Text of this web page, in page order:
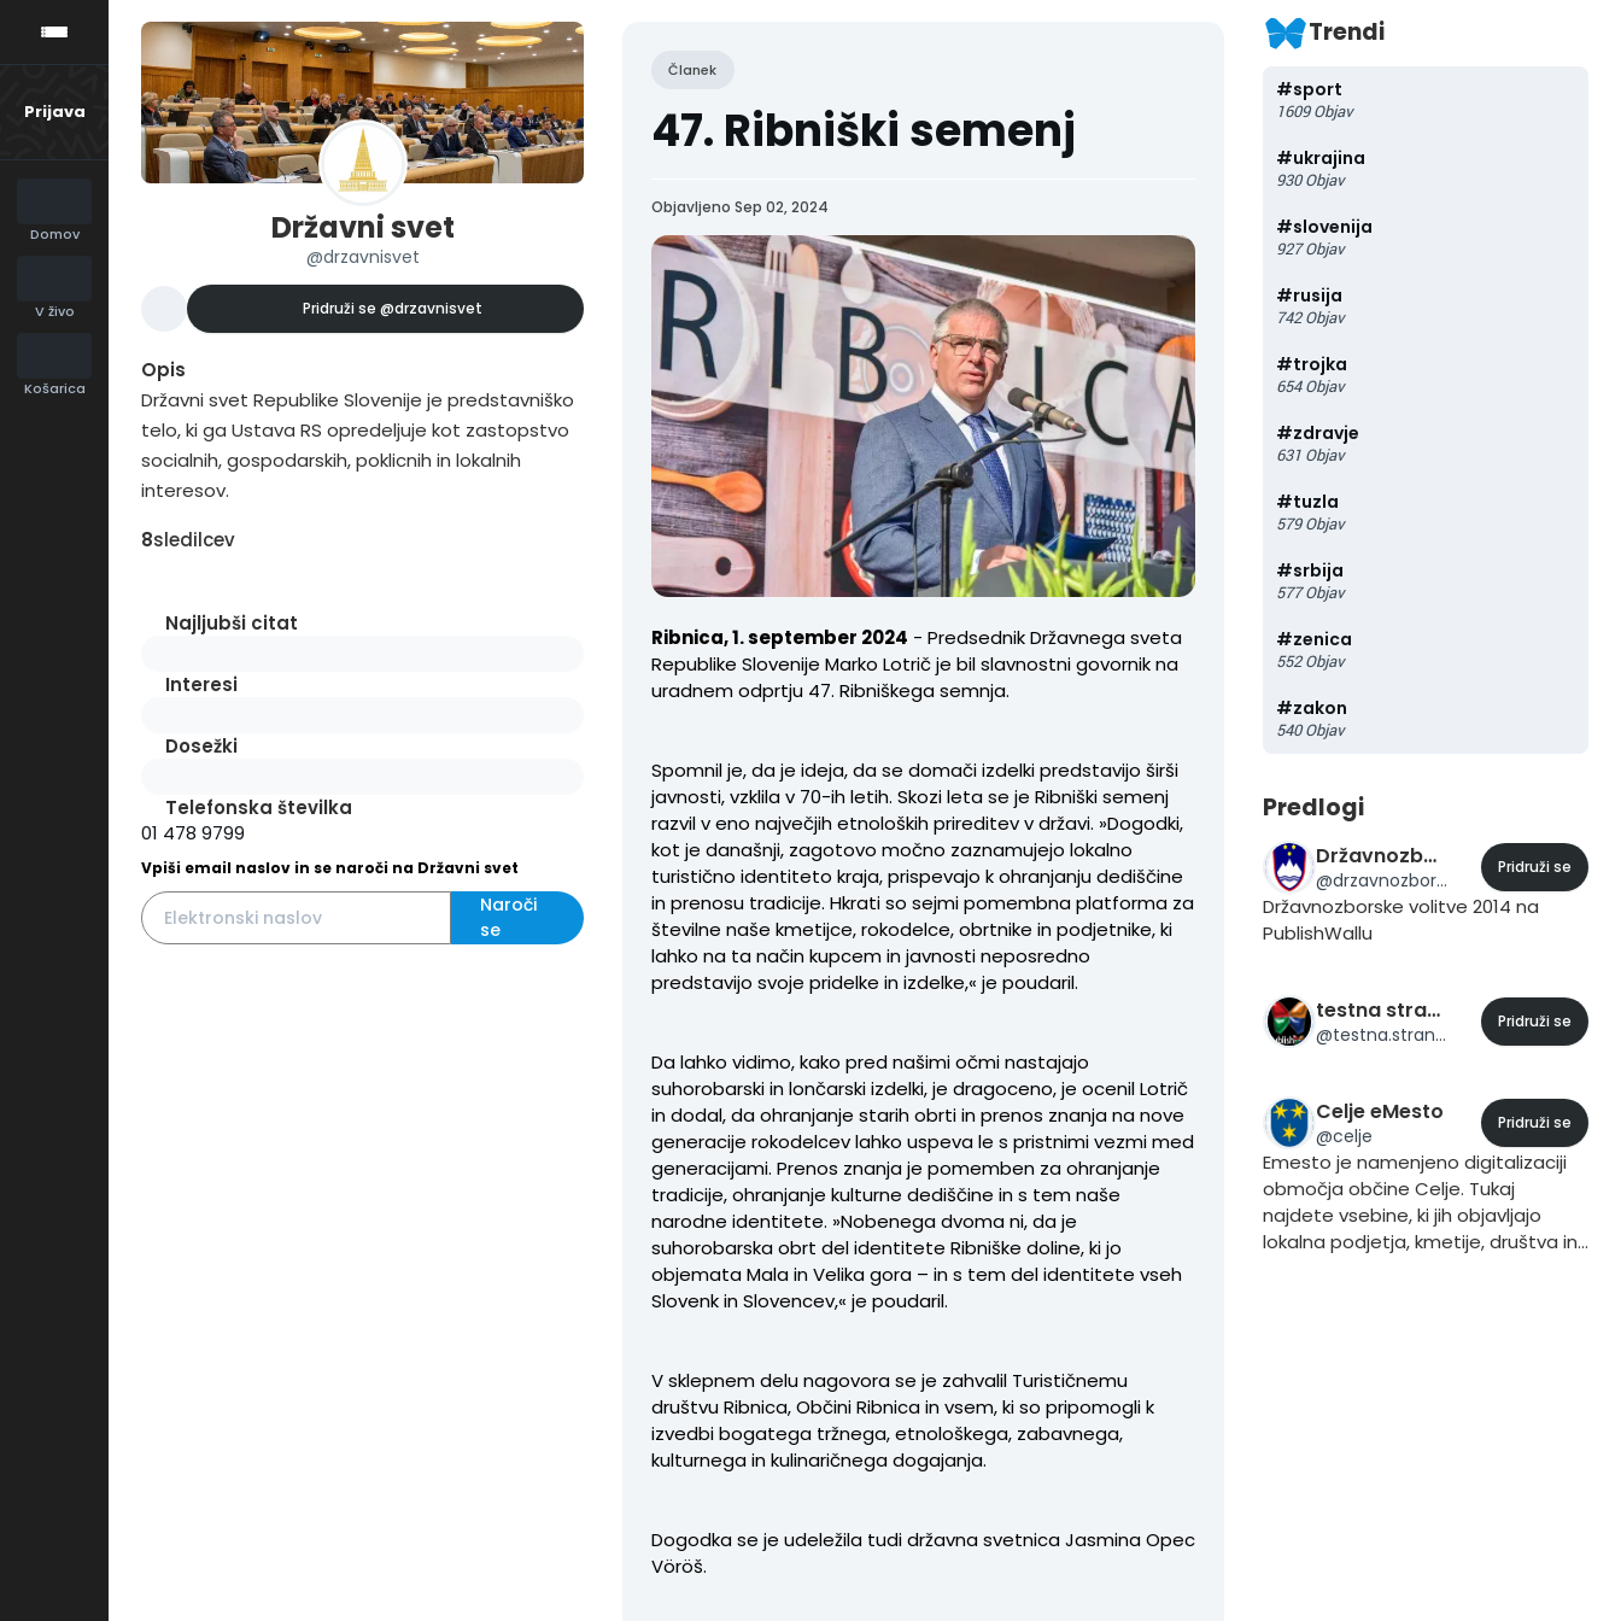
Prijava
Domov
V živo
Košarica
Državni svet
@drzavnisvet
Pridruži se @drzavnisvet
Opis
Državni svet Republike Slovenije je predstavniško
telo, ki ga Ustava RS opredeljuje kot zastopstvo
socialnih, gospodarskih, poklicnih in lokalnih
interesov.
8sledilcev
Najljubši citat
Interesi
Dosežki
Telefonska številka
01 478 9799
Vpiši email naslov in se naroči na Državni svet
Naroči
se
Članek
47. Ribniški semenj
Objavljeno Sep 02, 2024
Ribnica, 1. september 2024 - Predsednik Državnega sveta
Republike Slovenije Marko Lotrič je bil slavnostni govornik na
uradnem odprtju 47. Ribniškega semnja.
Spomnil je, da je ideja, da se domači izdelki predstavijo širši
javnosti, vzklila v 70-ih letih. Skozi leta se je Ribniški semenj
razvil v eno največjih etnoloških prireditev v državi. »Dogodki,
kot je današnji, zagotovo močno zaznamujejo lokalno
turistično identiteto kraja, prispevajo k ohranjanju dediščine
in prenosu tradicije. Hkrati so sejmi pomembna platforma za
številne naše kmetijce, rokodelce, obrtnike in podjetnike, ki
lahko na ta način kupcem in javnosti neposredno
predstavijo svoje pridelke in izdelke,« je poudaril.
Da lahko vidimo, kako pred našimi očmi nastajajo
suhorobarski in lončarski izdelki, je dragoceno, je ocenil Lotrič
in dodal, da ohranjanje starih obrti in prenos znanja na nove
generacije rokodelcev lahko uspeva le s pristnimi vezmi med
generacijami. Prenos znanja je pomemben za ohranjanje
tradicije, ohranjanje kulturne dediščine in s tem naše
narodne identitete. »Nobenega dvoma ni, da je
suhorobarska obrt del identitete Ribniške doline, ki jo
objemata Mala in Velika gora – in s tem del identitete vseh
Slovenk in Slovencev,« je poudaril.
V sklepnem delu nagovora se je zahvalil Turističnemu
društvu Ribnica, Občini Ribnica in vsem, ki so pripomogli k
izvedbi bogatega tržnega, etnološkega, zabavnega,
kulturnega in kulinaričnega dogajanja.
Dogodka se je udeležila tudi državna svetnica Jasmina Opec
Vöröš.
Trendi
#sport
1609 Objav
#ukrajina
930 Objav
#slovenija
927 Objav
#rusija
742 Objav
#trojka
654 Objav
#zdravje
631 Objav
#tuzla
579 Objav
#srbija
577 Objav
#zenica
552 Objav
#zakon
540 Objav
Predlogi
Državnozborske volitve 2014
@drzavnozborske.volitve.2014
Pridruži se
Državnozborske volitve 2014 na
PublishWallu
testna stran 24
@testna.stran.24
Pridruži se
Celje eMesto
@celje
Pridruži se
Emesto je namenjeno digitalizaciji
območja občine Celje. Tukaj
najdete vsebine, ki jih objavljajo
lokalna podjetja, kmetije, društva in